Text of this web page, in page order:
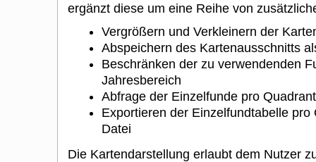
ergänzt diese um eine Reihe von
Vergrößern und Verkleinern der
Abspeichern des Kartenausschnitts
Beschränken der zu verwendenden
Jahresbereich
Abfrage der Einzelfunde pro
Exportieren der Einzelfundtabelle pro
Datei
Die Kartendarstellung erlaubt dem Nutzer